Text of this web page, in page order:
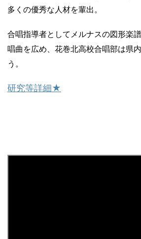
多くの優秀な人材を輩出。
合唱指導者としてメルナスの図形楽
唱曲を広め、花巻北高校合唱部は県
う。
研究等詳細★